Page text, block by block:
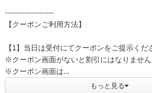
--------------------
【クーポンご利用方法】
【1】当日は受付にてクーポンをご提示くだ
※クーポン画面がないと割引にはなりません
※クーポン画面は...
もっと見る